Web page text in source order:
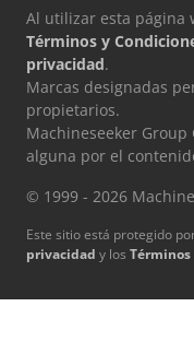
Al utilizar esta página
Términos y
privacidad.
Marcas designadas
propietarios.
Machineseeker
alguna por el
© 1999 - 2026
Este sitio está protegido
privacidad y los